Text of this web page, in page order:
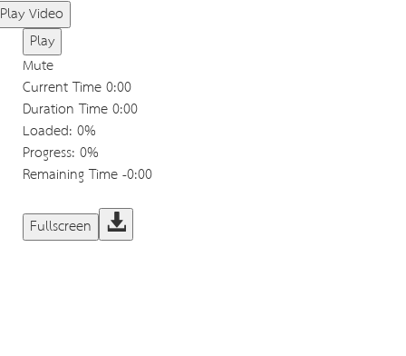
Play Video
Play
Mute
Current Time0:00
Duration Time0:00
Loaded: 0%
Progress: 0%
Remaining Time-0:00
Fullscreen